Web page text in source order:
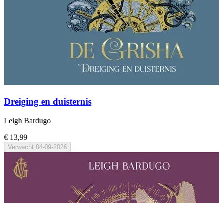
Dreiging en duisternis
Leigh Bardugo
€ 13,99
Verwacht 04-09-2026